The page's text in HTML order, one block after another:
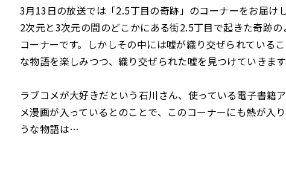
3月13日の放送では「2.5丁目の奇跡」のコーナーをお届け
2次元と3次元の間のどこかにある街2.5丁目で起きた奇跡
コーナーです。しかしその中には嘘が織り交ぜられている
な物語を楽しみつつ、織り交ぜられた嘘を見つけていきます
ラブコメが大好きだという石川さん、使っている電子書籍
メ漫画が入っているとのことで、このコーナーにも熱が入
うな物語は…